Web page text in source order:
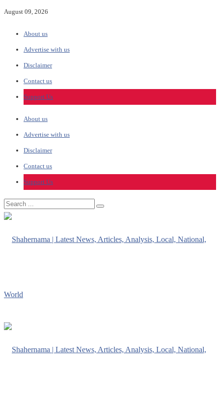
August 09, 2026
About us
Advertise with us
Disclaimer
Contact us
Support Us
About us
Advertise with us
Disclaimer
Contact us
Support Us